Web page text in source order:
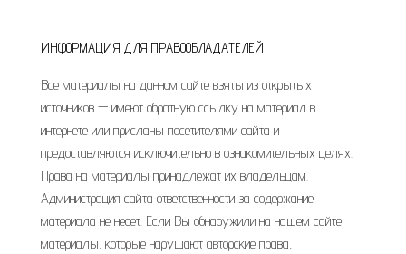
ИНФОРМАЦИЯ ДЛЯ ПРАВООБЛАДАТЕЛЕЙ
Все материалы на данном сайте взяты из открытых
источников — имеют обратную ссылку на материал в
интернете или присланы посетителями сайта и
предоставляются исключительно в ознакомительных целях.
Права на материалы принадлежат их владельцам.
Администрация сайта ответственности за содержание
материала не несет. Если Вы обнаружили на нашем сайте
материалы, которые нарушают авторские права,